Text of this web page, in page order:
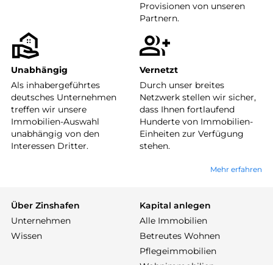
Provisionen von unseren
Partnern.
Unabhängig
Als inhabergeführtes
deutsches Unternehmen
treffen wir unsere
Immobilien-Auswahl
unabhängig von den
Interessen Dritter.
Vernetzt
Durch unser breites
Netzwerk stellen wir sicher,
dass Ihnen fortlaufend
Hunderte von Immobilien-
Einheiten zur Verfügung
stehen.
Mehr erfahren
Über Zinshafen
Unternehmen
Wissen
Kapital anlegen
Alle Immobilien
Betreutes Wohnen
Pflegeimmobilien